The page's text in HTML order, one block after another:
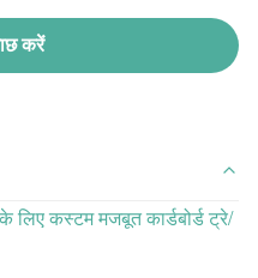
करें
लिए कस्टम मजबूत कार्डबोर्ड ट्रे/